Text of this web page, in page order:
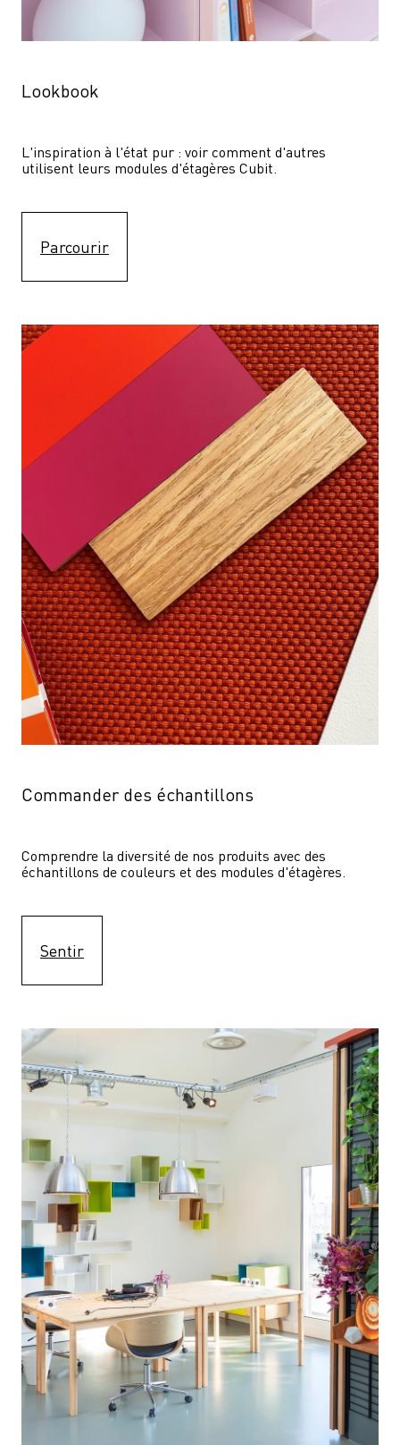
Lookbook
L'inspiration à l'état pur : voir comment d'autres
utilisent leurs modules d'étagères Cubit.
Parcourir
Commander des échantillons
Comprendre la diversité de nos produits avec des
échantillons de couleurs et des modules d'étagères.
Sentir